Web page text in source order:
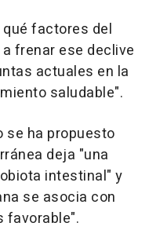
factores del
frenar ese declive
actuales en la
saludable".
se ha propuesto
deja "una
intestinal" y
se asocia con
favorable".